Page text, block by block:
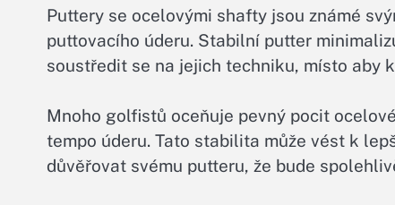
Puttery se ocelovými shafty jsou známé
puttovacího úderu. Stabilní putter
soustředit se na jejich techniku, místo aby
Mnoho golfistů oceňuje pevný pocit
tempo úderu. Tato stabilita může vést k
důvěřovat svému putteru, že bude